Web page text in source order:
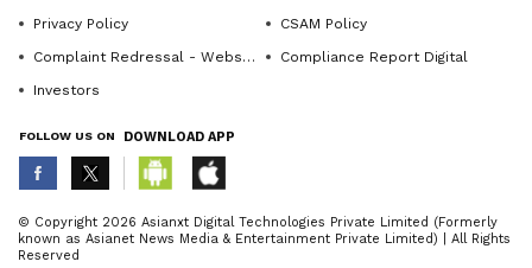
ನಂತರ ಪರಿಶೀಲಿಸಿದಾಗ ಕೈದಿಗಳು ಬೇರೆ ಕೈದಿಗಳ ಹೆಸರಿನಲ್ಲಿ
ಆಸ್ಪತ್ರೆಗೆ ದಾಖಲಾಗಲು ಯತ್ನಿಸಿದ್ದಾರೆ. ಈ ಬಗ್ಗೆ
ಅನುಮಾನಗೊಂಡ ಜೈಲು ವಾರ್ಡನ್‌ ದಾಖಲೆಗಳನ್ನು
Related Articles
ABOUT THE AUTHOR
K KannadaprabhaNewsNetwork
Privacy Policy
CSAM Policy
Complaint Redressal - Website
Compliance Report Digital
Investors
FOLLOW US ON DOWNLOAD APP
© Copyright 2026 Asianxt Digital Technologies Private Limited (Formerly
known as Asianet News Media & Entertainment Private Limited) | All Rights
Reserved